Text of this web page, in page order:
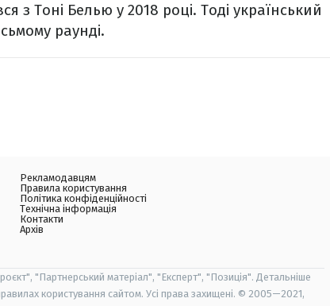
з Тоні Белью у 2018 році. Тоді український
раунді.
Рекламодавцям
Правила користування
Політика конфіденційності
Технічна інформація
Контакти
Архів
"Партнерський матеріал", "Експерт", "Позиція". Детальніше
користування сайтом. Усі права захищені. © 2005—2021,